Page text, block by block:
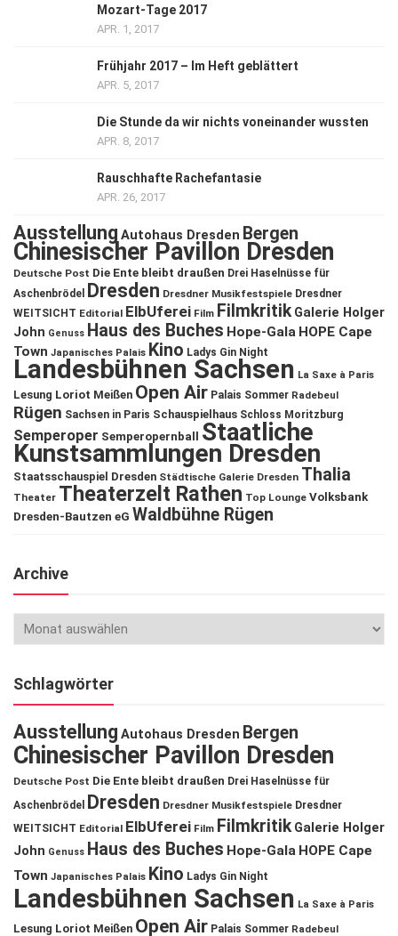
Mozart-Tage 2017
APR. 1, 2017
Frühjahr 2017 – Im Heft geblättert
APR. 5, 2017
Die Stunde da wir nichts voneinander wussten
APR. 8, 2017
Rauschhafte Rachefantasie
APR. 26, 2017
Ausstellung Autohaus Dresden Bergen
Chinesischer Pavillon Dresden
Deutsche Post Die Ente bleibt draußen Drei Haselnüsse für
Aschenbrödel
Dresden Dresdner Musikfestspiele Dresdner
WEITSICHT Editorial ElbUferei Film Filmkritik Galerie Holger
John Genuss Haus des Buches Hope-Gala HOPE Cape
Town Japanisches Palais Kino Ladys Gin Night
Landesbühnen Sachsen La Saxe à Paris
Lesung Loriot Meißen Open Air Palais Sommer Radebeul
Rügen Sachsen in Paris Schauspielhaus Schloss Moritzburg
Semperoper Semperopernball Staatliche
Kunstsammlungen Dresden
Staatsschauspiel Dresden Städtische Galerie Dresden Thalia
Theater Theaterzelt Rathen Top Lounge Volksbank
Dresden-Bautzen eG Waldbühne Rügen
Archive
Schlagwörter
Ausstellung Autohaus Dresden Bergen
Chinesischer Pavillon Dresden
Deutsche Post Die Ente bleibt draußen Drei Haselnüsse für
Aschenbrödel
Dresden Dresdner Musikfestspiele Dresdner
WEITSICHT Editorial ElbUferei Film Filmkritik Galerie Holger
John Genuss Haus des Buches Hope-Gala HOPE Cape
Town Japanisches Palais Kino Ladys Gin Night
Landesbühnen Sachsen La Saxe à Paris
Lesung Loriot Meißen Open Air Palais Sommer Radebeul